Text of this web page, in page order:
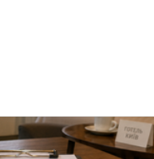
на оренду